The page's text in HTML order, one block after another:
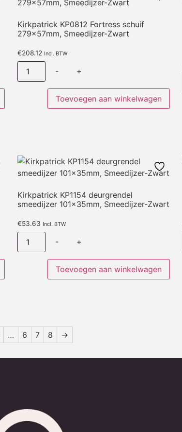
Kirkpatrick KP0812 Fortress schuif
279x57mm, Smeedijzer-Zwart
€208.12 Incl. BTW
- +
Toevoegen aan winkelwagen
Kirkpatrick KP1154 deurgrendel
smeedijzer 101x35mm, Smeedijzer-Zwart
€53.63 Incl. BTW
- +
Toevoegen aan winkelwagen
… 6 7 8 →